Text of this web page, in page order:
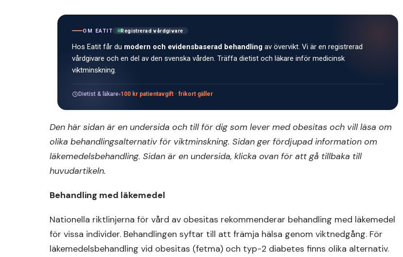
OM EATIT Registrerad vårdgivare
Hos Eatit får du modern och evidensbaserad behandling av övervikt. Vi är en registrerad
vårdgivare och en del av den svenska vården. Träffa dietist och läkare inför medicinsk
viktminskning.
Dietist & läkare 100 kr patientavgift · frikort gäller
Den här sidan är en undersida och till för dig som lever med obesitas och vill läsa om
olika behandlingsalternativ för viktminskning. Sidan ger fördjupad information om
läkemedelsbehandling. Sidan är en undersida, klicka ovan för att gå tillbaka till
huvudartikeln.
Behandling med läkemedel
Nationella riktlinjerna för vård av obesitas rekommenderar behandling med läkemedel
för vissa individer. Behandlingen syftar till att främja hälsa genom viktnedgång. För
läkemedelsbehandling vid obesitas (fetma) och typ-2 diabetes finns olika alternativ.